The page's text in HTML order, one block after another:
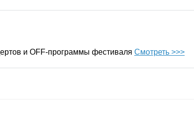
и OFF-программы фестиваля Смотреть >>>